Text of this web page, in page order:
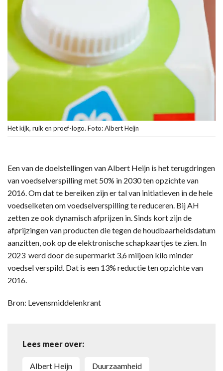
Het kijk, ruik en proef-logo. Foto: Albert Heijn
Een van de doelstellingen van Albert Heijn is het terugdringen
van voedselverspilling met 50% in 2030 ten opzichte van
2016. Om dat te bereiken zijn er tal van initiatieven in de hele
voedselketen om voedselverspilling te reduceren. Bij AH
zetten ze ook dynamisch afprijzen in. Sinds kort zijn de
afprijzingen van producten die tegen de houdbaarheidsdatum
aanzitten, ook op de elektronische schapkaartjes te zien. In
2023 werd door de supermarkt 3,6 miljoen kilo minder
voedsel verspild. Dat is een 13% reductie ten opzichte van
2016.
Bron: Levensmiddelenkrant
Lees meer over:
Albert Heijn duurzaamheid